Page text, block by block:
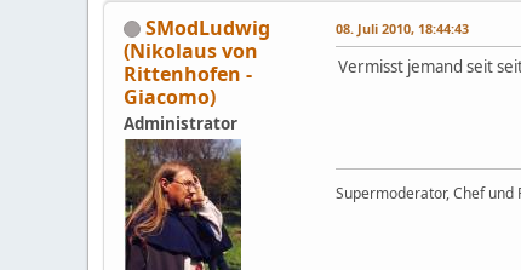
SModLudwig
(Nikolaus von
Rittenhofen -
Giacomo)
Administrator
08. Juli 2010, 18:44:43
Vermisst jemand seit
Supermoderator, Chef und